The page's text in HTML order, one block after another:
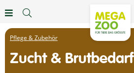
Pflege & Zubehör
Zucht & Brutbedarf